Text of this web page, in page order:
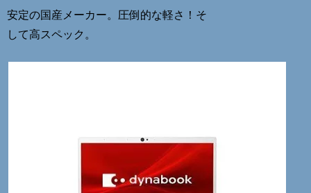
安定の国産メーカー。圧倒的な軽さ！そ
して高スペック。